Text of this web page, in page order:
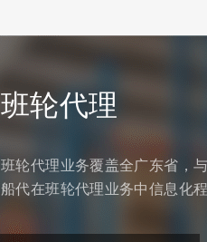
班轮代理
班轮代理业务覆盖全广东省，
船代在班轮代理业务中信息化